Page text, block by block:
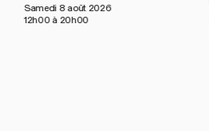
Samedi 8 août 2026
12h00 à 20h00